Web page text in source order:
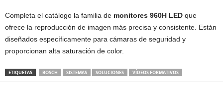
Completa el catálogo la familia de monitores 960H LED que
ofrece la reproducción de imagen más precisa y consistente. Están
diseñados específicamente para cámaras de seguridad y
proporcionan alta saturación de color.
ETIQUETAS BOSCH SISTEMAS SOLUCIONES VÍDEOS FORMATIVOS